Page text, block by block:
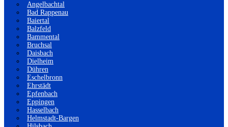
Angelbachtal
Bad Rappenau
Baiertal
Balzfeld
Bammental
Bruchsal
Daisbach
Dielheim
Dühren
Eschelbronn
Ehrstädt
Epfenbach
Eppingen
Hasselbach
Helmstadt-Bargen